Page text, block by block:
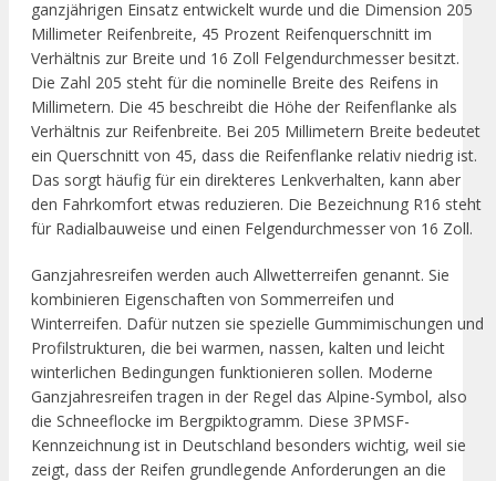
ganzjährigen Einsatz entwickelt wurde und die Dimension 205
Millimeter Reifenbreite, 45 Prozent Reifenquerschnitt im
Verhältnis zur Breite und 16 Zoll Felgendurchmesser besitzt.
Die Zahl 205 steht für die nominelle Breite des Reifens in
Millimetern. Die 45 beschreibt die Höhe der Reifenflanke als
Verhältnis zur Reifenbreite. Bei 205 Millimetern Breite bedeutet
ein Querschnitt von 45, dass die Reifenflanke relativ niedrig ist.
Das sorgt häufig für ein direkteres Lenkverhalten, kann aber
den Fahrkomfort etwas reduzieren. Die Bezeichnung R16 steht
für Radialbauweise und einen Felgendurchmesser von 16 Zoll.
Ganzjahresreifen werden auch Allwetterreifen genannt. Sie
kombinieren Eigenschaften von Sommerreifen und
Winterreifen. Dafür nutzen sie spezielle Gummimischungen und
Profilstrukturen, die bei warmen, nassen, kalten und leicht
winterlichen Bedingungen funktionieren sollen. Moderne
Ganzjahresreifen tragen in der Regel das Alpine-Symbol, also
die Schneeflocke im Bergpiktogramm. Diese 3PMSF-
Kennzeichnung ist in Deutschland besonders wichtig, weil sie
zeigt, dass der Reifen grundlegende Anforderungen an die